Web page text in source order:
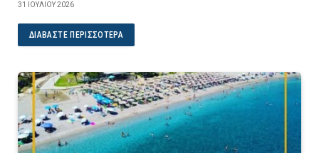
31 ΙΟΥΛΊΟΥ 2026
ΔΙΑΒΆΣΤΕ ΠΕΡΙΣΣΌΤΕΡΑ